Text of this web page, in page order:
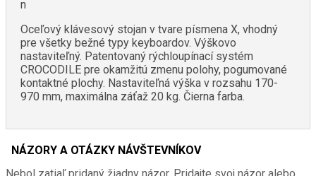
n
Oceľový klávesový stojan v tvare písmena X, vhodný
pre všetky bežné typy keyboardov. Výškovo
nastaviteľný. Patentovaný rýchloupínací systém
CROCODILE pre okamžitú zmenu polohy, pogumované
kontaktné plochy. Nastaviteľná výška v rozsahu 170-
970 mm, maximálna záťaž 20 kg. Čierna farba.
NÁZORY A OTÁZKY NÁVŠTEVNÍKOV